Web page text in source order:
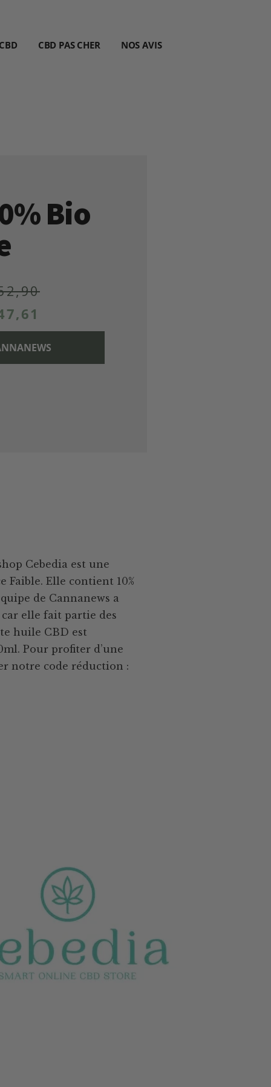
CBD PAS CHER NOS AVIS
Bio
Cebedia est une
Faible. Elle contient 10%
de Cannanews a
elle fait partie des
huile CBD est
Pour profiter d’une
notre code réduction :